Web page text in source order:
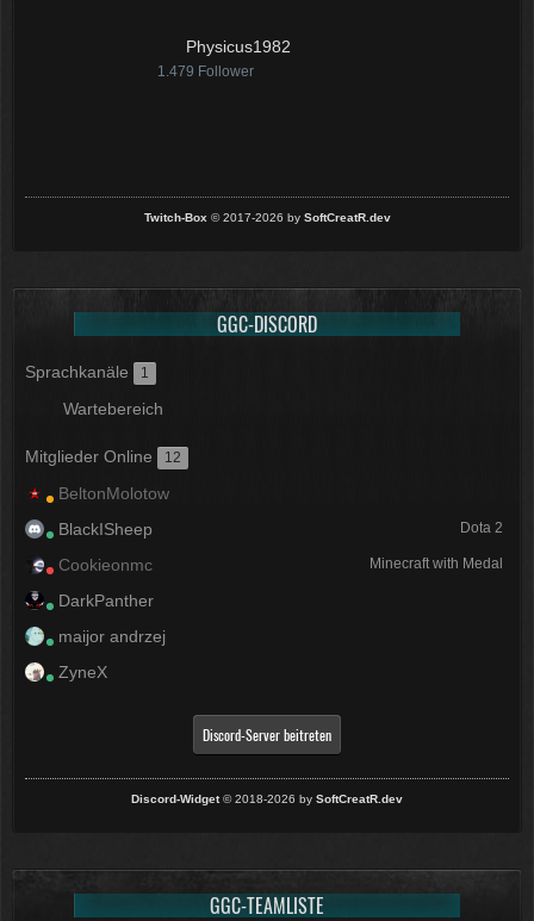
Physicus1982
1.479 Follower
Twitch-Box© 2017-2026 by SoftCreatR.dev
GGC-DISCORD
Sprachkanäle 1
Wartebereich
Mitglieder Online 12
BeltonMolotow
BlackISheep
Dota 2
Cookieonmc Minecraft with Medal
DarkPanther
maijor andrzej
ZyneX
Discord-Server beitreten
Discord-Widget© 2018-2026 by SoftCreatR.dev
GGC-TEAMLISTE